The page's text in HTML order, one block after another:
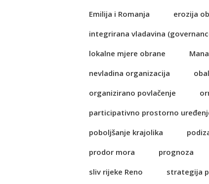
Emilija i Romanja
erozija
integrirana vladavina
lokalne mjere obrane
nevladina organizacija
organizirano povlačenje
participativno prostorno
poboljšanje krajolika
prodor mora
prognoza
sliv rijeke Reno
strategija